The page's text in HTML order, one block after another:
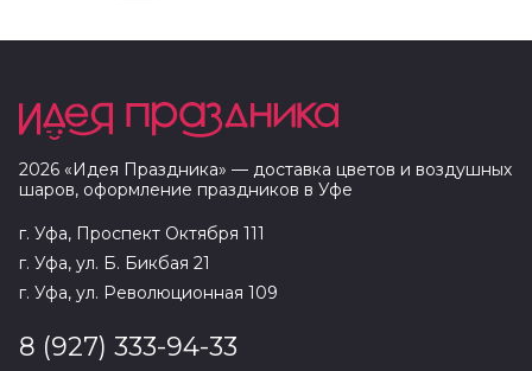
2026 «Идея Праздника» — доставка цветов и воздушных
шаров, оформление праздников в Уфе
г. Уфа, Проспект Октября 111
г. Уфа, ул. Б. Бикбая 21
г. Уфа, ул. Революционная 109
8 (927) 333-94-33